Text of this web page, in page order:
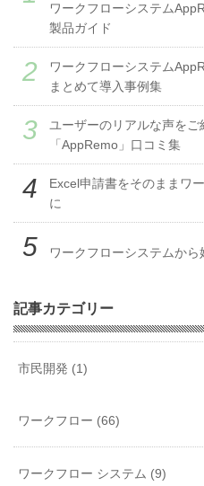
ワークフローシステム
製品ガイド
ワークフローシステム
まとめて導入事例集
ユーザーのリアルな声を
「AppRemo」口コミ集
Excel申請書をそのままワ
に
ワークフローシステムから
記事カテゴリー
ワークフロー (66)
ワークフロー システム (9)
市民開発 (1)